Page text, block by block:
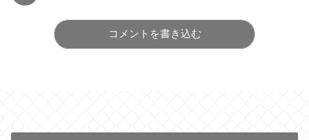
コメントを書き込む